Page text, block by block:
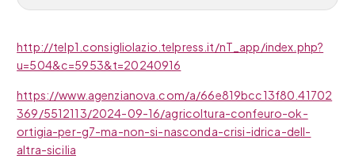
http://telp1.consigliolazio.telpress.it/nT_app/index.php?
u=504&c=5953&t=20240916
https://www.agenzianova.com/a/66e819bcc13f80.41702
369/5512113/2024-09-16/agricoltura-confeuro-ok-
ortigia-per-g7-ma-non-si-nasconda-crisi-idrica-dell-
altra-sicilia